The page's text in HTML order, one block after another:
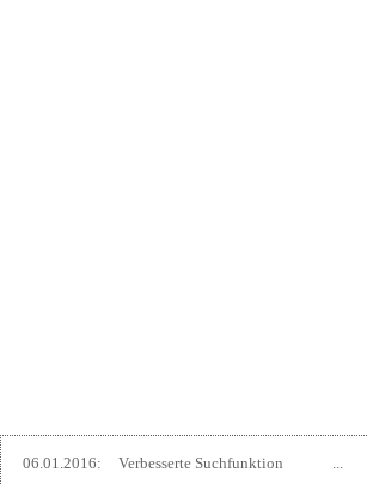
06.01.2016: Verbesserte Suchfunktion ...